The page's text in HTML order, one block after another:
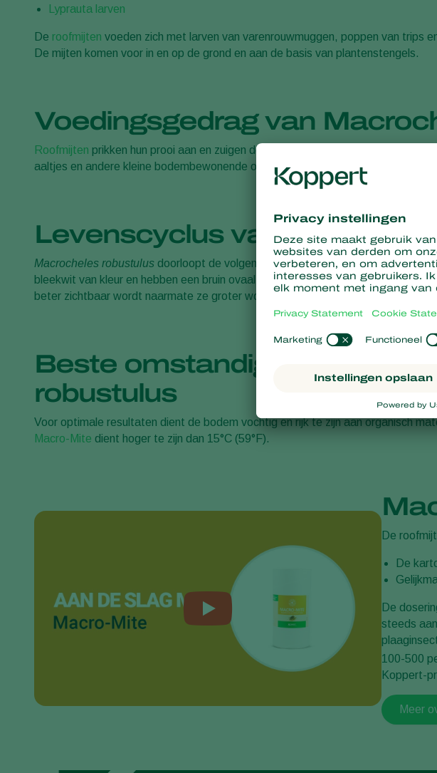
Lyprauta larven
De roofmijten voeden zich met larven van varenrouwmuggen, poppen van trips
De mijten komen voor in en op de grond en aan de basis van plantenstengels.
Voedingsgedrag van
Roofmijten prikken hun prooi aan en zuigen de inhoud eruit.
aaltjes en andere kleine bodembewonende organismen. Volwassen vrouwtjes
Levenscyclus van
Macrocheles robustulus doorloopt de volgende stadia: ei, zespotige larve,
bleekwit van kleur en hebben een bruin ovaal rugschild en bruine poten. De
beter zichtbaar wordt naarmate ze groter worden. De eieren zijn ovaal en
Beste omstandigheden
robustulus
Voor optimale resultaten dient de bodem vochtig en rijk te zijn aan organisch
Macro-Mite dient hoger te zijn dan 15°C (59°F).
De roofmijt
De
De
steeds
100-500
Koppert-
Meer